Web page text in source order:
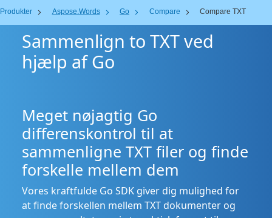
Produkter Aspose.Words Go Compare Compare TXT
Sammenlign to TXT ved
hjælp af Go
Meget nøjagtig Go
differenskontrol til at
sammenligne TXT filer og finde
forskelle mellem dem
Vores kraftfulde Go SDK giver dig mulighed for
at finde forskellen mellem TXT dokumenter og